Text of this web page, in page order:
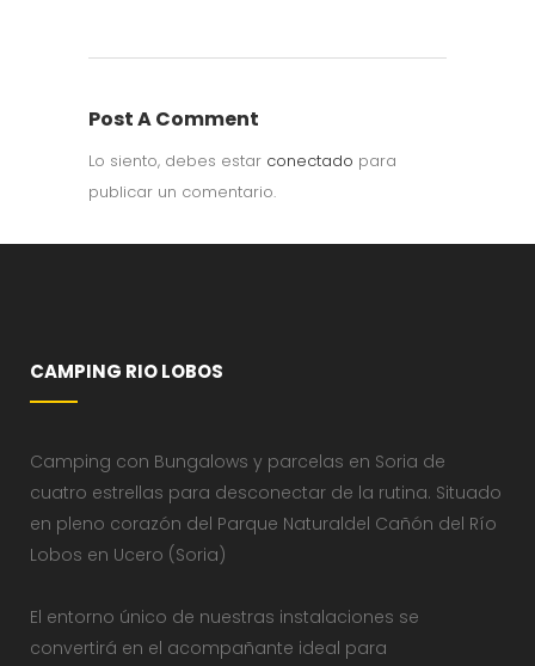
Post A Comment
Lo siento, debes estar conectado para
publicar un comentario.
CAMPING RIO LOBOS
Camping con Bungalows y parcelas en Soria de
cuatro estrellas para desconectar de la rutina. Situado
en pleno corazón del Parque Naturaldel Cañón del Río
Lobos en Ucero (Soria)
El entorno único de nuestras instalaciones se
convertirá en el acompañante ideal para